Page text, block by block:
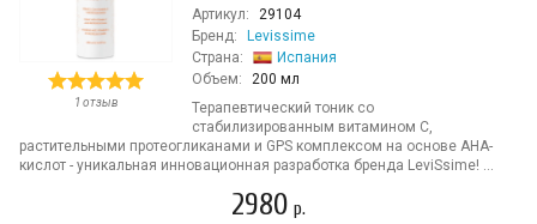
1 отзыв
Артикул:
29104
Бренд:
Levissime
Страна:
Испания
Объем:
200 мл
Терапевтический тоник со
стабилизированным витамином С,
растительными протеогликанами и GPS комплексом на основе АНА-
кислот - уникальная инновационная разработка бренда LeviSsime! ...
2980 р.